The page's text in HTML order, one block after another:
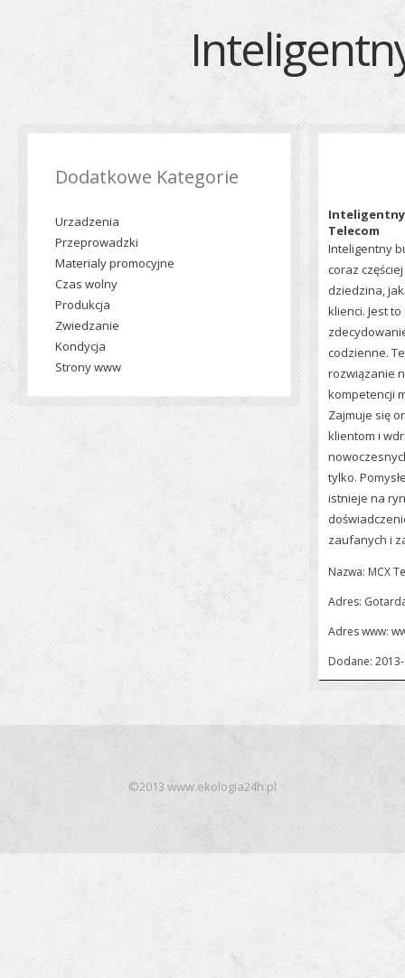
Dodatkowe Kategorie
Urzadzenia
Przeprowadzki
Materialy promocyjne
Czas wolny
Produkcja
Zwiedzanie
Kondycja
Strony www
Inteligentny
Telecom
Inteligentny
coraz
dziedzina,
klienci. Jest
codzienne.
rozwiązanie
kompetencji
Zajmuje się
klientom i
tylko.
istnieje na
zaufanych i
Nazwa: MCX
Adres:
Adres www:
Dodane:
©2013 www.ekologia24h.pl